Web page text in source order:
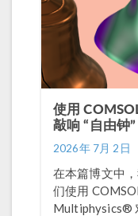
使用
敲响 “自由钟”
2026年 7月 2日
在本篇博文中
们使用
Multiphysics®